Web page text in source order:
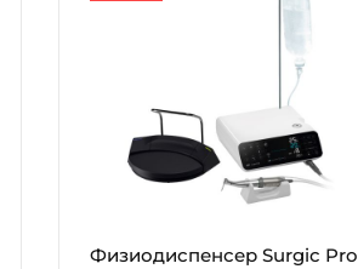
Физиодиспенсер Surgic Pro